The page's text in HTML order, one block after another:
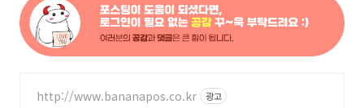
http://www.bananapos.co.kr 광고